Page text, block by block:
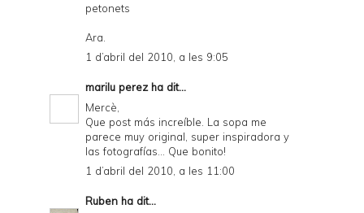
petonets
Ara.
1 d’abril del 2010, a les 9:05
marilu perezha dit...
Mercè,
Que post más increíble. La sopa me
parece muy original, super inspiradora y
las fotografías... Que bonito!
1 d’abril del 2010, a les 11:00
Ruben ha dit...